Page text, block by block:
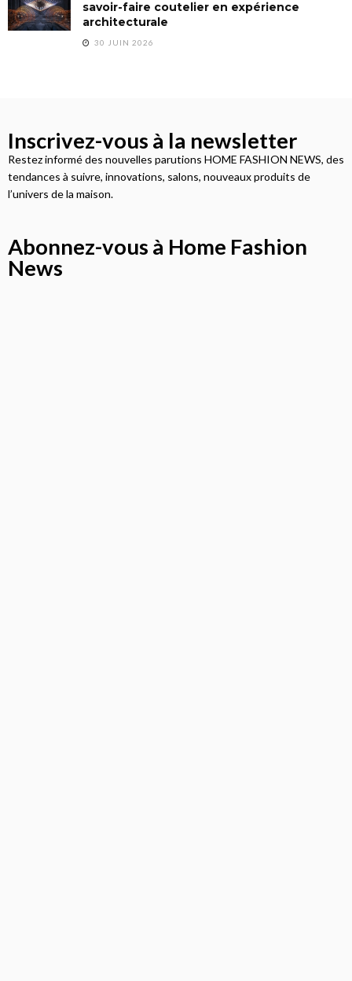
savoir-faire coutelier en expérience
architecturale
30 JUIN 2026
Inscrivez-vous à la newsletter
Restez informé des nouvelles parutions HOME FASHION NEWS, des
tendances à suivre, innovations, salons, nouveaux produits de
l’univers de la maison.
Abonnez-vous à Home Fashion
News